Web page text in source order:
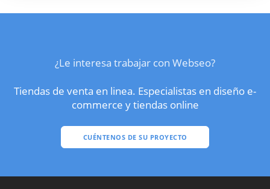
¿Le interesa trabajar con Webseo?
Tiendas de venta en linea. Especialistas en diseño e-
commerce y tiendas online
CUÉNTENOS DE SU PROYECTO